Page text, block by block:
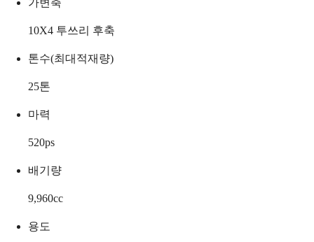
가변축
10X4 투쓰리 후축
톤수(최대적재량)
25톤
마력
520ps
배기량
9,960cc
용도